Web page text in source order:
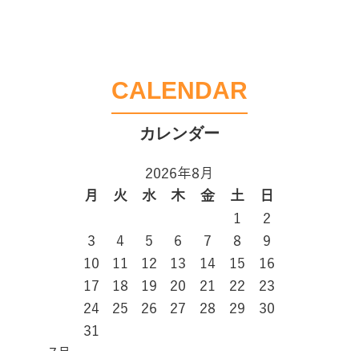
CALENDAR
2026年8月
月
火 水 木 金 土
日
1
2
3
4 5 6 7 8
9
10
11 12 13 14 15
16
17
18 19 20 21 22
23
24
25 26 27 28 29
30
31